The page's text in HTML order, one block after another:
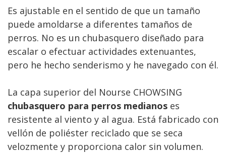
Es ajustable en el sentido de que un tamaño
puede amoldarse a diferentes tamaños de
perros. No es un chubasquero diseñado para
escalar o efectuar actividades extenuantes,
pero he hecho senderismo y he navegado con él.
La capa superior del Nourse CHOWSING
chubasquero para perros medianos es
resistente al viento y al agua. Está fabricado con
vellón de poliéster reciclado que se seca
velozmente y proporciona calor sin volumen.